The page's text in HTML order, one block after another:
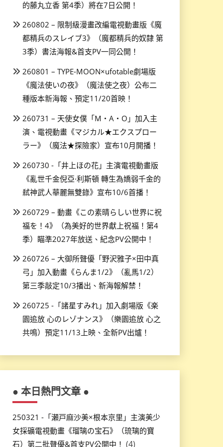
的藤丸立香 第4季）將在7日公開！
260802 – 限制級漫畫改編電視動畫版《魔
都精兵のスレイブ3》（魔都精兵的奴隸 第
3季）書法海報&首支PV一同公開！
260801 – TYPE-MOON×ufotable劇場版
《魔法使いの夜》（魔法使之夜）公布二
種版本新海報、預定11/20首映！
260731 – 天使女僕「M・A・O」加入主
演、電視動畫《マジカル★エクスプロー
ラー》（魔法★探險家）宣布10月開播！
260730 -「井上ほの花」主演電視動畫版
《亂世千金倪亞·利斯頓 轉生為嬌弱千金的
弒神武人華麗無雙錄》宣布10/6首播！
260729 – 動畫《この素晴らしい世界に祝
福を！4》（為美好的世界獻上祝福！第4
季）瞄準2027年放送、紀念PV公開中！
260726 – 大御所聲優「野沢雅子×田中真
弓」加入動畫《らんま1/2》（亂馬1/2）
第三季敲定10/3播出、新海報解禁！
260725 -「諸星すみれ」加入劇場版《楽
園追放 心のレゾナンス》（樂園追放 心之
共鳴）預定11/13上映、全新PV出爐！
● 本日熱門文章 ●
250321 -「瀬戸麻沙美×根本京里」主演美少
女採礦電視動畫《瑠璃の宝石》（琉璃的寶
石）第二批聲優&首支PV公開中！ (4)